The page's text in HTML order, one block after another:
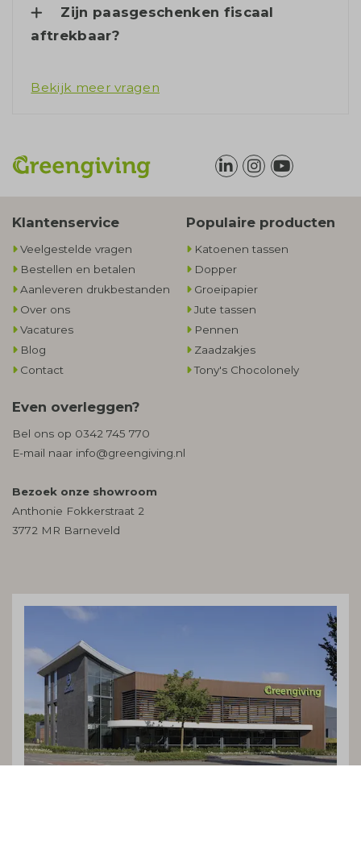
Zijn paasgeschenken fiscaal
aftrekbaar?
Bekijk meer vragen
Klantenservice
Veelgestelde vragen
Bestellen en betalen
Aanleveren drukbestanden
Over ons
Vacatures
Blog
Contact
Populaire producten
Katoenen tassen
Dopper
Groeipapier
Jute tassen
Pennen
Zaadzakjes
Tony's Chocolonely
Even overleggen?
Bel ons op 0342 745 770
E-mail naar info@greengiving.nl
Bezoek onze showroom
Anthonie Fokkerstraat 2
3772 MR Barneveld